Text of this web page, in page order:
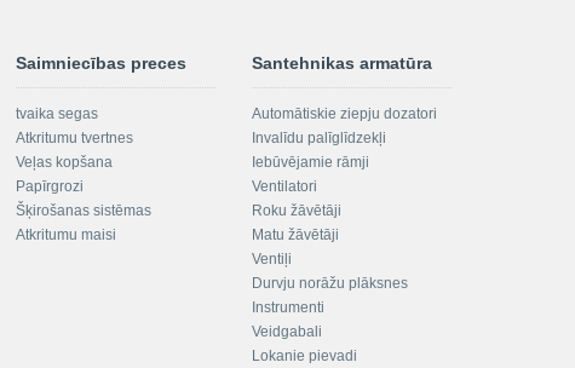
Saimniecības preces
tvaika segas
Atkritumu tvertnes
Veļas kopšana
Papīrgrozi
Šķirošanas sistēmas
Atkritumu maisi
Santehnikas armatūra
Automātiskie ziepju dozatori
Invalīdu palīglīdzekļi
Iebūvējamie rāmji
Ventilatori
Roku žāvētāji
Matu žāvētāji
Ventiļi
Durvju norāžu plāksnes
Instrumenti
Veidgabali
Lokanie pievadi